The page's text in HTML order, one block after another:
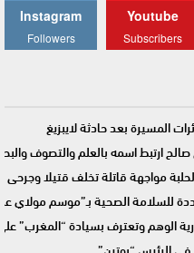
Youtube
Subscribers
Instagram
Followers
المسيرة بعد حادثة لايبزيغ
ارتبط اسمه بالعلم والتصوف والبحر
مواجهة قاتلة تخلف قتيلا وجرحى
للسلامة الصحية بـ”موسم مولاي
الوهم وتعترف بسيادة “المغرب”